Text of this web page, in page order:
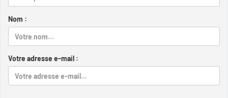
Nom :
Votre adresse e-mail :